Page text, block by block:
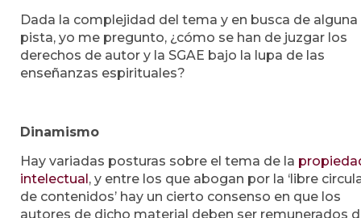
Dada la complejidad del tema y en busca de alguna
pista, yo me pregunto, ¿cómo se han de juzgar los
derechos de autor y la SGAE bajo la lupa de las
enseñanzas espirituales?
Dinamismo
Hay variadas posturas sobre el tema de la
intelectual, y entre los que abogan por la ‘libre
de contenidos’ hay un cierto consenso en que los
autores de dicho material deben ser remunerados